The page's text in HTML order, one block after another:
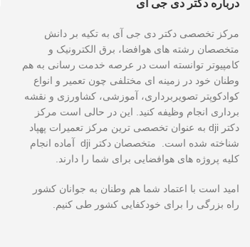
درباره دکتر دی جی آی
مرکز تخصصی دکتر دی جی آی به تکیه بر دانش
متخصصان رشته های هوافضا، برق الکترونیک و
کامپیوتر توانسته است در عرصه خدمت رسانی به هم
وطنان خود در زمینه ای مختلفی چون تعمیر و انواع
کوادکوپتر تصویربرداری، آموزشی، کشاورزی و نقشه
برداری انجام وظیفه کنید. این در حالی است مرکز
دکتر dji به عنوان تخصصی ترین مرکز تعمیرات پهپاد
شناخته شده است. متخصصان دکتر dji آماده انجام
کلیه پروژه های هوافضایی برای شما را دارند.
امید است با اعتماد شما هم وطنان به جوانان کشور
راه بزرگی را برای خودکفایی کشور طی کنیم.